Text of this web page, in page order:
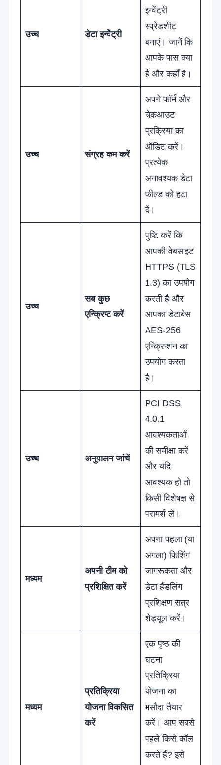
उच्च डेटा इन्वेंट्री
इन्वेंट्री
स्प्रेडशीट
बनाएं। जानें कि
आपके पास क्या
है और कहाँ है।
उच्च संग्रह कम करें
अपने फॉर्म और
चेकआउट
प्रक्रिया का
ऑडिट करें।
प्रत्येक
अनावश्यक डेटा
फ़ील्ड को हटा
दें।
उच्च
सब कुछ
एन्क्रिप्ट करें
पुष्टि करें कि
आपकी वेबसाइट
HTTPS (TLS
1.3) का उपयोग
करती है और
आपका डेटाबेस
AES-256
एन्क्रिप्शन का
उपयोग करता
है।
उच्च अनुपालन जांचें
PCI DSS
4.0.1
आवश्यकताओं
की समीक्षा करें
और यदि
आवश्यक हो तो
किसी विशेषज्ञ से
परामर्श लें।
मध्यम
अपनी टीम को
प्रशिक्षित करें
अपना पहला (या
अगला) फ़िशिंग
जागरूकता और
डेटा हैंडलिंग
प्रशिक्षण सत्र
शेड्यूल करें।
मध्यम
प्रतिक्रिया
योजना विकसित
करें
एक पृष्ठ की
घटना
प्रतिक्रिया
योजना का
मसौदा तैयार
करें। आप सबसे
पहले किसे कॉल
करते हैं? इसे